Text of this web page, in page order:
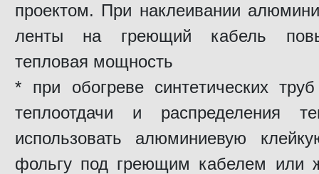
проектом. При наклеивании
ленты на греющий кабель
тепловая мощность
* при обогреве синтетических
теплоотдачи и распределения
использовать алюминиевую
фольгу под греющим кабелем или